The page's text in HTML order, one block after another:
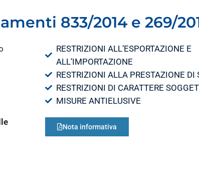
833/2014 e 269/
RESTRIZIONI ALL’ESPORTAZIONE E
ALL’IMPORTAZIONE
RESTRIZIONI ALLA PRESTAZIONE DI
RESTRIZIONI DI CARATTERE
MISURE ANTIELUSIVE
Nota informativa